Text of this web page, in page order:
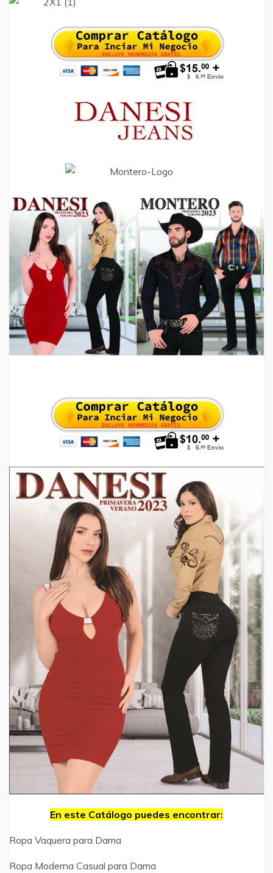
En este Catálogo puedes encontrar:
Ropa Vaquera para Dama
Ropa Moderna Casual para Dama